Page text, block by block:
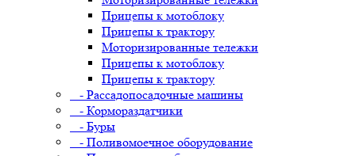
Прицепы к мотоблоку
Прицепы к трактору
Моторизированные тележки
Прицепы к мотоблоку
Прицепы к трактору
- Рассадопосадочные машины
- Кормораздатчики
- Буры
- Поливомоечное оборудование